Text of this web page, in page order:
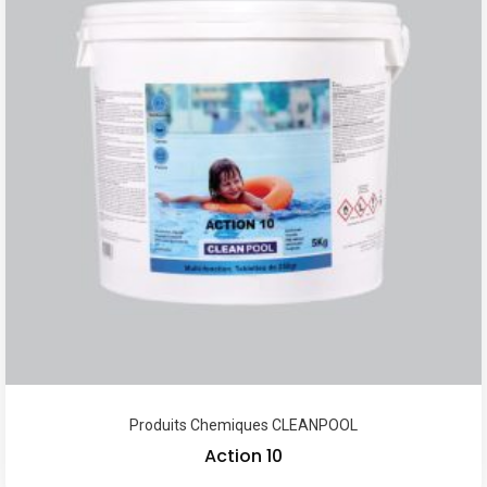
Produits Chemiques CLEANPOOL
Action 10